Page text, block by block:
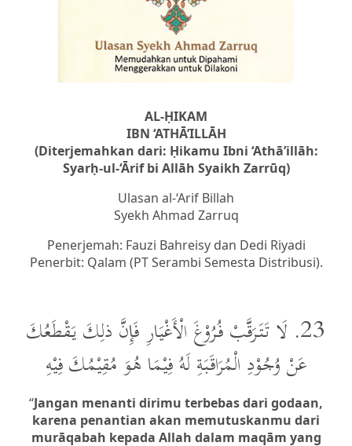
AL-ḤIKAM
IBN ‘ATHĀ’ILLĀH
(Diterjemahkan dari: Ḥikamu Ibni ‘Athā’illāh:
Syarḥ-ul-‘Ārif bi Allāh Syaikh Zarrūq)
Ulasan al-‘Arif Billah
Syekh Ahmad Zarruq
Penerjemah: Fauzi Bahreisy dan Dedi Riyadi
Penerbit: Qalam (PT Serambi Semesta Distribusi).
23. لَا تَتَرَقَّبْ فُرُوْغَ الْأَغْيَارِ فَإِنَّ ذلِكَ يَقْطَعُكَ
عَنْ وُجُوْدِ الْمُرَاقَبَةِ لَهُ فِيْمَا هُوَ مُقِيْمُكَ فِيْهِ
“Jangan menanti dirimu terbebas dari godaan,
karena penantian akan memutuskanmu dari
murāqabah kepada Allah dalam maqām yang